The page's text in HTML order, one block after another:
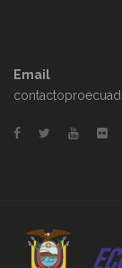
Email